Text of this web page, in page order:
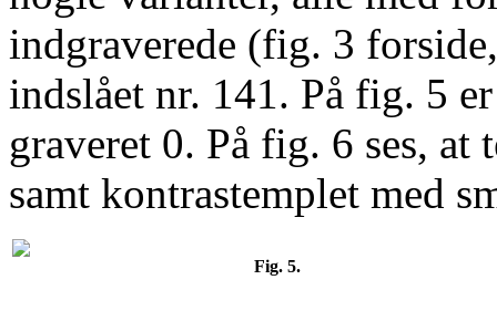
indgraverede (fig. 3
indslået nr. 141. På fig. 5
graveret 0. På fig. 6 ses, at
samt kontrastemplet med
Fig. 5.